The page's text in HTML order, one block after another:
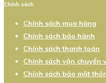
Chính sách
Chính sách mua hàng
Chính sách bảo hành
Chính sách thanh toán
Chính sách vận chuyển
Chính sách bảo mật